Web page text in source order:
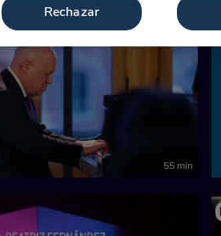
55 min
Rechazar